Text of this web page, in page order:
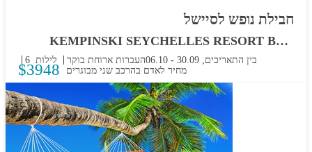
חבילת נופש לסיישל
בין התאריכים, -
06.10
KEMPINSKI SEYCHELLES RESORT BAIE LAZARE
6 לילות ארוחת בוקר העברות
$3948 מחיר לאדם בהרכב שני מבוגרים